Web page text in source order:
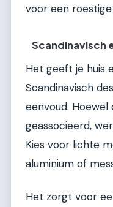
voor een roestige
Scandinavisch
Het geeft je huis
Scandinavisch
eenvoud.
geassocieerd,
Kies voor lichte
aluminium of
Het zorgt voor